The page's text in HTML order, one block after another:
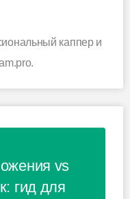
каппер и
vs
гид для